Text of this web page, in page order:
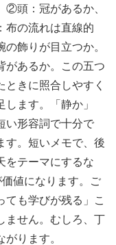
②頭：冠があるか、
布の流れは直線的
飾りが目立つか。
あるか。この五つ
きに照合しやすく
ます。「静か」
い形容詞で十分で
す。短いメモで、後
をテーマにするな
価値になります。ご
ても学びが残る」こ
ません。むしろ、丁
ります。